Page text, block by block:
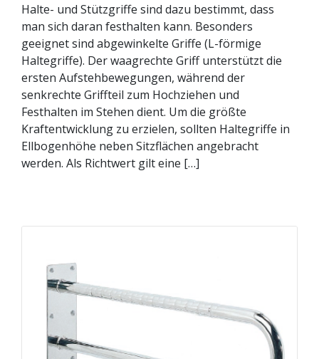
Halte- und Stützgriffe sind dazu bestimmt, dass
man sich daran festhalten kann. Besonders
geeignet sind abgewinkelte Griffe (L-förmige
Haltegriffe). Der waagrechte Griff unterstützt die
ersten Aufstehbewegungen, während der
senkrechte Griffteil zum Hochziehen und
Festhalten im Stehen dient. Um die größte
Kraftentwicklung zu erzielen, sollten Haltegriffe in
Ellbogenhöhe neben Sitzflächen angebracht
werden. Als Richtwert gilt eine […]